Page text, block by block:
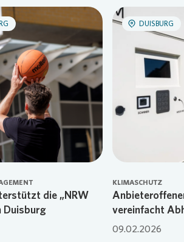
Loading...
die „NRW
Duisburg
DUISBURG
KLIMASCHUTZ
vereinfacht
09.02.2026